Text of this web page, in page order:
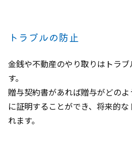
トラブルの防止
金銭や不動産のやり取りはトラ
す。
贈与契約書があれば贈与がどの
に証明することができ、将来的
れます。